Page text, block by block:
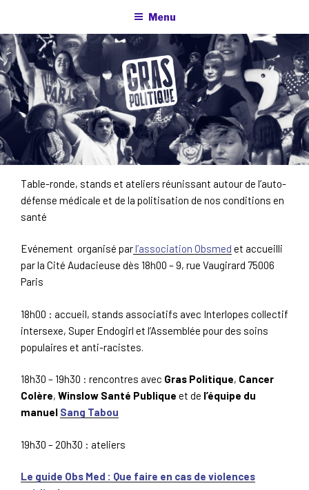
contenu
principal
Menu
Table-ronde, stands et ateliers réunissant autour de l’auto-
défense médicale et de la politisation de nos conditions en
santé
Evénement organisé parl’association Obsmed et accueilli
par la Cité Audacieuse dès 18h00 – 9, rue Vaugirard 75006
Paris
18h00 : accueil, stands associatifs avec Interlopes collectif
intersexe, Super Endogirl et l’Assemblée pour des soins
populaires et anti-racistes.
18h30 – 19h30 : rencontres avec Gras Politique, Cancer
Colère, Winslow Santé Publique et de l’équipe du
manuel Sang Tabou
19h30 – 20h30 : ateliers
Le guide Obs Med : Que faire en cas de violences